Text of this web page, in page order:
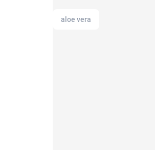
aloe vera